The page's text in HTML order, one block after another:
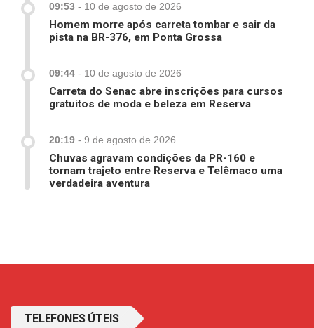
09:53 - 10 de agosto de 2026
Homem morre após carreta tombar e sair da
pista na BR-376, em Ponta Grossa
09:44 - 10 de agosto de 2026
Carreta do Senac abre inscrições para cursos
gratuitos de moda e beleza em Reserva
20:19 - 9 de agosto de 2026
Chuvas agravam condições da PR-160 e
tornam trajeto entre Reserva e Telêmaco uma
verdadeira aventura
TELEFONES ÚTEIS